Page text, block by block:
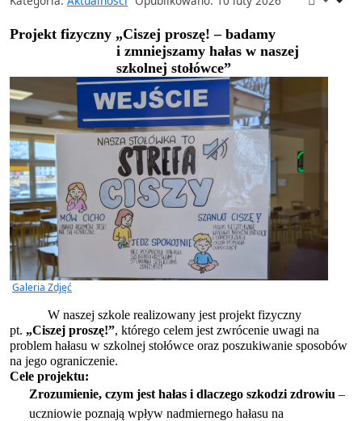
Projekt fizyczny „Ciszej proszę! – badamy
i zmniejszamy hałas w naszej
szkolnej stołówce”
Galeria Zdjęć
W naszej szkole realizowany jest projekt fizyczny
pt. „Ciszej proszę!”, którego celem jest zwrócenie uwagi na
problem hałasu w szkolnej stołówce oraz poszukiwanie sposobów
na jego ograniczenie.
Cele projektu:
Zrozumienie, czym jest hałas i dlaczego szkodzi zdrowiu –
uczniowie poznają wpływ nadmiernego hałasu na